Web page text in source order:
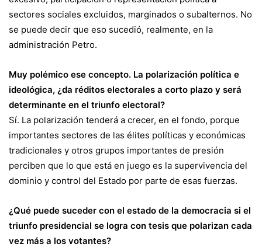
sectores sociales excluidos, marginados o subalternos. No
se puede decir que eso sucedió, realmente, en la
administración Petro.
Muy polémico ese concepto. La polarización política e
ideológica, ¿da réditos electorales a corto plazo y será
determinante en el triunfo electoral?
Sí. La polarización tenderá a crecer, en el fondo, porque
importantes sectores de las élites políticas y económicas
tradicionales y otros grupos importantes de presión
perciben que lo que está en juego es la supervivencia del
dominio y control del Estado por parte de esas fuerzas.
¿Qué puede suceder con el estado de la democracia si el
triunfo presidencial se logra con tesis que polarizan cada
vez más a los votantes?